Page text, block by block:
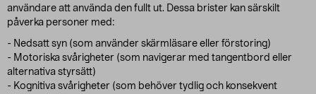
användare att använda den fullt ut. Dessa brister kan särskilt
påverka personer med:
- Nedsatt syn (som använder skärmläsare eller förstoring)
- Motoriska svårigheter (som navigerar med tangentbord eller
alternativa styrsätt)
- Kognitiva svårigheter (som behöver tydlig och konsekvent